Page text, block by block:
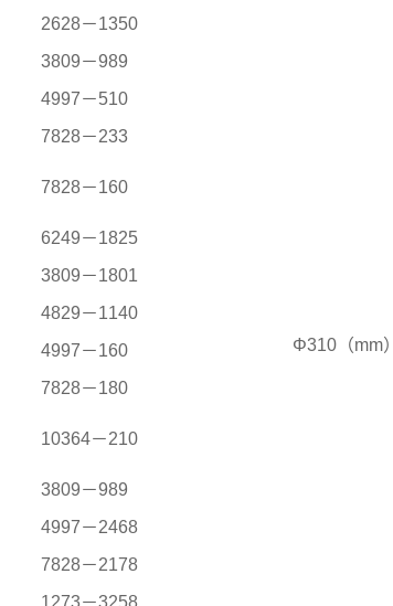
2628－1350
3809－989
4997－510
7828－233
7828－160
6249－1825
Φ310（mm）
3809－1801
4829－1140
4997－160
7828－180
10364－210
3809－989
4997－2468
7828－2178
1273－3258